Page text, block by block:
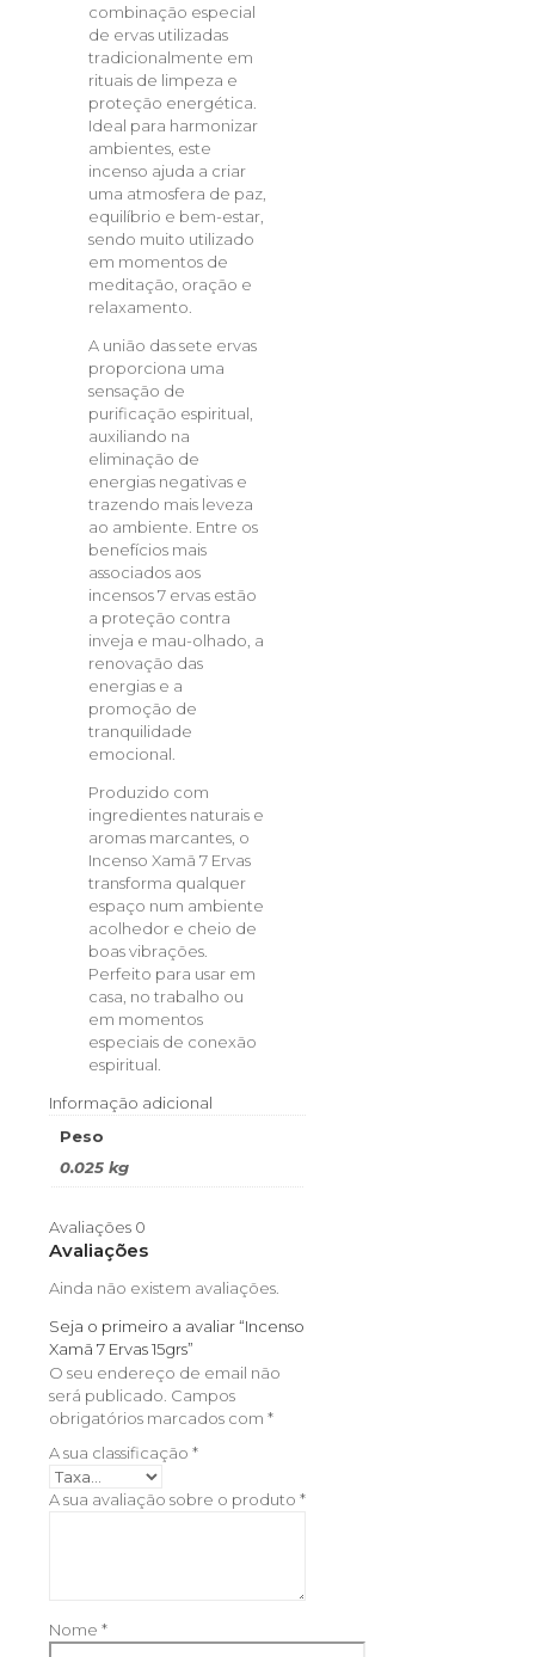
combinação especial
de ervas utilizadas
tradicionalmente em
rituais de limpeza e
proteção energética.
Ideal para harmonizar
ambientes, este
incenso ajuda a criar
uma atmosfera de paz,
equilíbrio e bem-estar,
sendo muito utilizado
em momentos de
meditação, oração e
relaxamento.
A união das sete ervas
proporciona uma
sensação de
purificação espiritual,
auxiliando na
eliminação de
energias negativas e
trazendo mais leveza
ao ambiente. Entre os
benefícios mais
associados aos
incensos 7 ervas estão
a proteção contra
inveja e mau-olhado, a
renovação das
energias e a
promoção de
tranquilidade
emocional.
Produzido com
ingredientes naturais e
aromas marcantes, o
Incenso Xamã 7 Ervas
transforma qualquer
espaço num ambiente
acolhedor e cheio de
boas vibrações.
Perfeito para usar em
casa, no trabalho ou
em momentos
especiais de conexão
espiritual.
Informação adicional
Peso
0.025 kg
Avaliações 0
Avaliações
Ainda não existem avaliações.
Seja o primeiro a avaliar “Incenso
Xamã 7 Ervas 15grs”
O seu endereço de email não
será publicado. Campos
obrigatórios marcados com *
A sua classificação *
A sua avaliação sobre o produto *
Nome *